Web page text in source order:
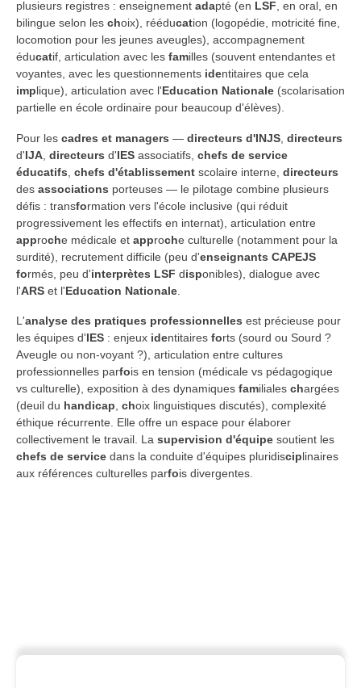
plusieurs registres : enseignement adapté (en LSF , en oral, en
bilingue selon les choix), rééducation (logopédie, motricité fine,
locomotion pour les jeunes aveugles), accompagnement
éducatif, articulation avec les familles (souvent entendantes et
voyantes, avec les questionnements identitaires que cela
implique), articulation avec l'Education Nationale (scolarisation
partielle en école ordinaire pour beaucoup d'élèves).
Pour les cadres et managers — directeurs d'INJS directeurs
d'IJA directeurs d'IES associatifs, chefs de service
éducatifs chefs d'établissement scolaire interne, directeurs
des associations porteuses — le pilotage combine plusieurs
défis : transformation vers l'école inclusive (qui réduit
progressivement les effectifs en internat), articulation entre
approche médicale et approche culturelle (notamment pour la
surdité), recrutement difficile (peu d'enseignants CAPEJS
formés, peu d'interprètes LSF disponibles), dialogue avec
l'ARS et l'Education Nationale
L'analyse des pratiques professionnelles est précieuse pour
les équipes d'IES : enjeux identitaires forts (sourd ou Sourd ?
Aveugle ou non-voyant ?), articulation entre cultures
professionnelles parfois en tension (médicale vs pédagogique
vs culturelle), exposition à des dynamiques familiales chargées
(deuil du handicap, choix linguistiques discutés), complexité
éthique récurrente. Elle offre un espace pour élaborer
collectivement le travail. La supervision d'équipe soutient les
chefs de service dans la conduite d'équipes pluridisciplinaires
aux références culturelles parfois divergentes.